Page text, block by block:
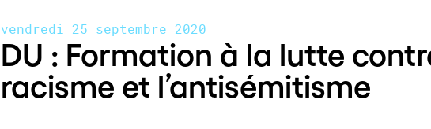
vendredi 25 septembre 2020
DU : Formation à la lutte
racisme et l’antisémitisme